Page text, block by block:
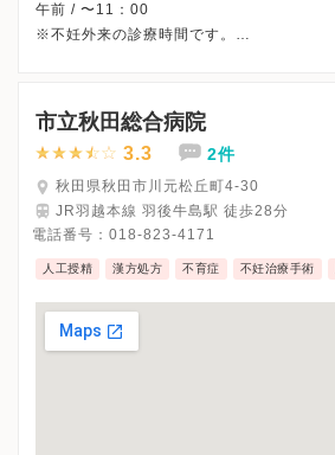
午前 / 〜11：00
※不妊外来の診療時間です。
市立秋田総合病院
3.3 2件
秋田県秋田市川元松丘町4-30
JR羽越本線 羽後牛島駅 徒歩28分
電話番号： 018-823-4171
人工授精 漢方処方 不育症 不妊治療手術